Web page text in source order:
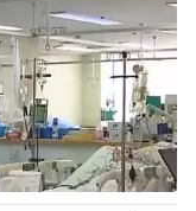
số 483/GP-BTTTT